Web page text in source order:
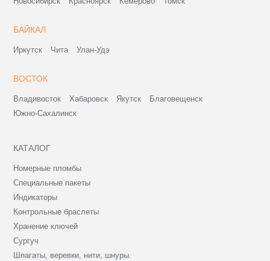
БАЙКАЛ
Иркутск Чита Улан-Удэ
ВОСТОК
Владивосток Хабаровск Якутск
Благовещенск
Южно-Сахалинск
КАТАЛОГ
Номерные пломбы
Специальные пакеты
Индикаторы
Контрольные браслеты
Хранение ключей
Сургуч
Шпагаты, веревки, нити, шнуры.